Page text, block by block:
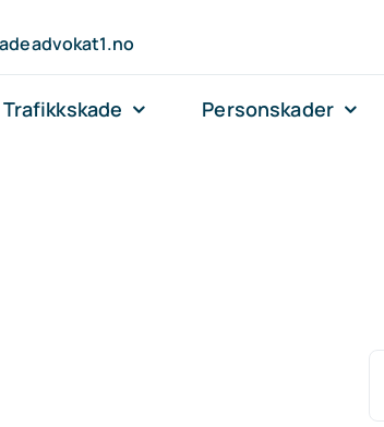
Trafikkskade Personskader